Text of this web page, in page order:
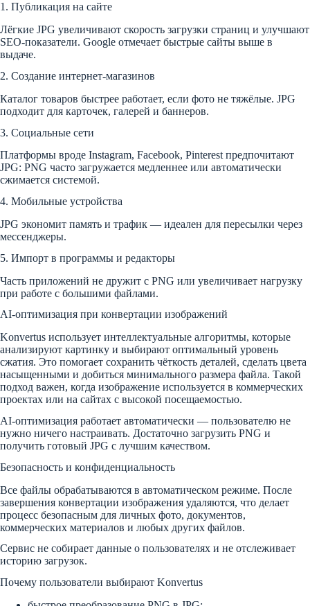
1. Публикация на сайте
Лёгкие JPG увеличивают скорость загрузки страниц и улучшают
SEO-показатели. Google отмечает быстрые сайты выше в
выдаче.
2. Создание интернет-магазинов
Каталог товаров быстрее работает, если фото не тяжёлые. JPG
подходит для карточек, галерей и баннеров.
3. Социальные сети
Платформы вроде Instagram, Facebook, Pinterest предпочитают
JPG: PNG часто загружается медленнее или автоматически
сжимается системой.
4. Мобильные устройства
JPG экономит память и трафик — идеален для пересылки через
мессенджеры.
5. Импорт в программы и редакторы
Часть приложений не дружит с PNG или увеличивает нагрузку
при работе с большими файлами.
AI-оптимизация при конвертации изображений
Konvertus использует интеллектуальные алгоритмы, которые
анализируют картинку и выбирают оптимальный уровень
сжатия. Это помогает сохранить чёткость деталей, сделать цвета
насыщенными и добиться минимального размера файла. Такой
подход важен, когда изображение используется в коммерческих
проектах или на сайтах с высокой посещаемостью.
AI-оптимизация работает автоматически — пользователю не
нужно ничего настраивать. Достаточно загрузить PNG и
получить готовый JPG с лучшим качеством.
Безопасность и конфиденциальность
Все файлы обрабатываются в автоматическом режиме. После
завершения конвертации изображения удаляются, что делает
процесс безопасным для личных фото, документов,
коммерческих материалов и любых других файлов.
Сервис не собирает данные о пользователях и не отслеживает
историю загрузок.
Почему пользователи выбирают Konvertus